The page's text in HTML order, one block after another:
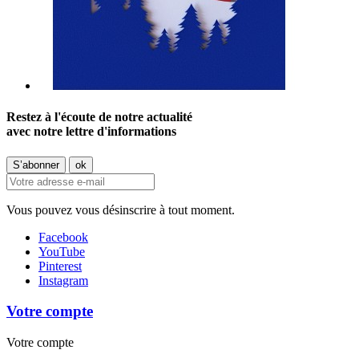
Restez à l'écoute de notre actualité
avec notre lettre d'informations
Vous pouvez vous désinscrire à tout moment.
Facebook
YouTube
Pinterest
Instagram
Votre compte
Votre compte